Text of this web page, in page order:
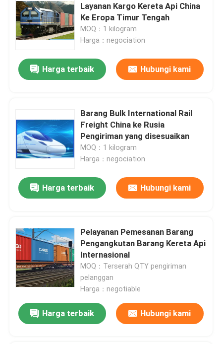
Video
Tentang Kami
Tur Pabrik
Hubungi Kami
Minta Kutipan
Layanan Pengiriman Barang Internasional
Layanan Kargo Kereta Api China
Ke Eropa Timur Tengah
MOQ：1 kilogram
Harga：negociation
Harga terbaik Hubungi kami
Barang Bulk International Rail
Freight China ke Rusia
Pengiriman yang disesuaikan
MOQ：1 kilogram
Harga：negociation
Harga terbaik Hubungi kami
Pelayanan Pemesanan Barang
Pengangkutan Barang Kereta Api
Internasional
MOQ：Terserah QTY pengiriman
pelanggan
Harga：negotiable
Harga terbaik Hubungi kami